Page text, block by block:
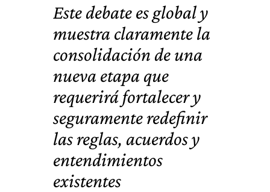
Este debate es global y
muestra claramente la
consolidación de una
nueva etapa que
requerirá fortalecer y
seguramente redefinir
las reglas, acuerdos y
entendimientos
existentes